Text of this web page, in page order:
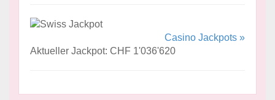
Casino Jackpots »
Aktueller Jackpot: CHF 1'036'620